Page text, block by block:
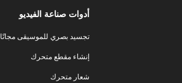
أدوات صناعة الفيديو
تجسيد بصري للموسيقى مجانًا
إنشاء مقطع متحرك
شعار متحرك